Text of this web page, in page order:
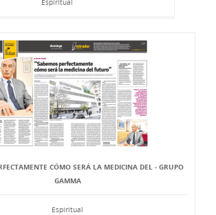
Espiritual
CÓMO SERÁ LA MEDICINA DEL - GRUPO
GAMMA
Espiritual